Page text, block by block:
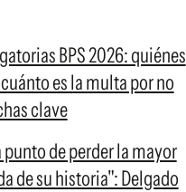
BPS 2026: quiénes
es la multa por no
clave
punto de perder la mayor
de su historia": Delgado